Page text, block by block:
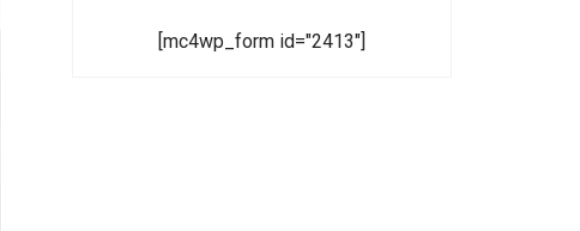
[mc4wp_form id="2413"]